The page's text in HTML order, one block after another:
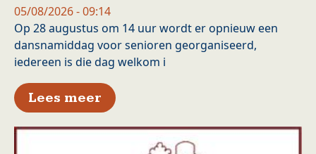
05/08/2026 - 09:14
Op 28 augustus om 14 uur wordt er opnieuw een
dansnamiddag voor senioren georganiseerd,
iedereen is die dag welkom i
Lees meer over Senioren welkom op de